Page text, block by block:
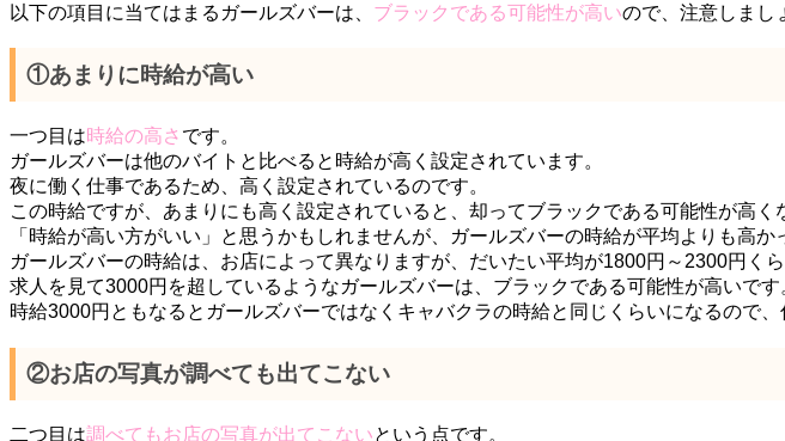
以下の項目に当てはまるガールズバーは、 ブラックである可能性が高いので、注意しまし
①あまりに時給が高い
一つ目は時給の高さ です。
ガールズバーは他のバイトと比べると時給が高く設定されています。
夜に働く仕事であるため、高く設定されているのです。
この時給ですが、あまりにも高く設定されていると、却ってブラックである可能性が高く
「時給が高い方がいい」と思うかもしれませんが、ガールズバーの時給が平均よりも高か
ガールズバーの時給は、お店によって異なりますが、だいたい平均が1800円～2300円くら
求人を見て3000円を超しているようなガールズバーは、ブラックである可能性が高いです
時給3000円ともなるとガールズバーではなくキャバクラの時給と同じくらいになるので
②お店の写真が調べても出てこない
二つ目は調べてもお店の写真が出てこないという点です。